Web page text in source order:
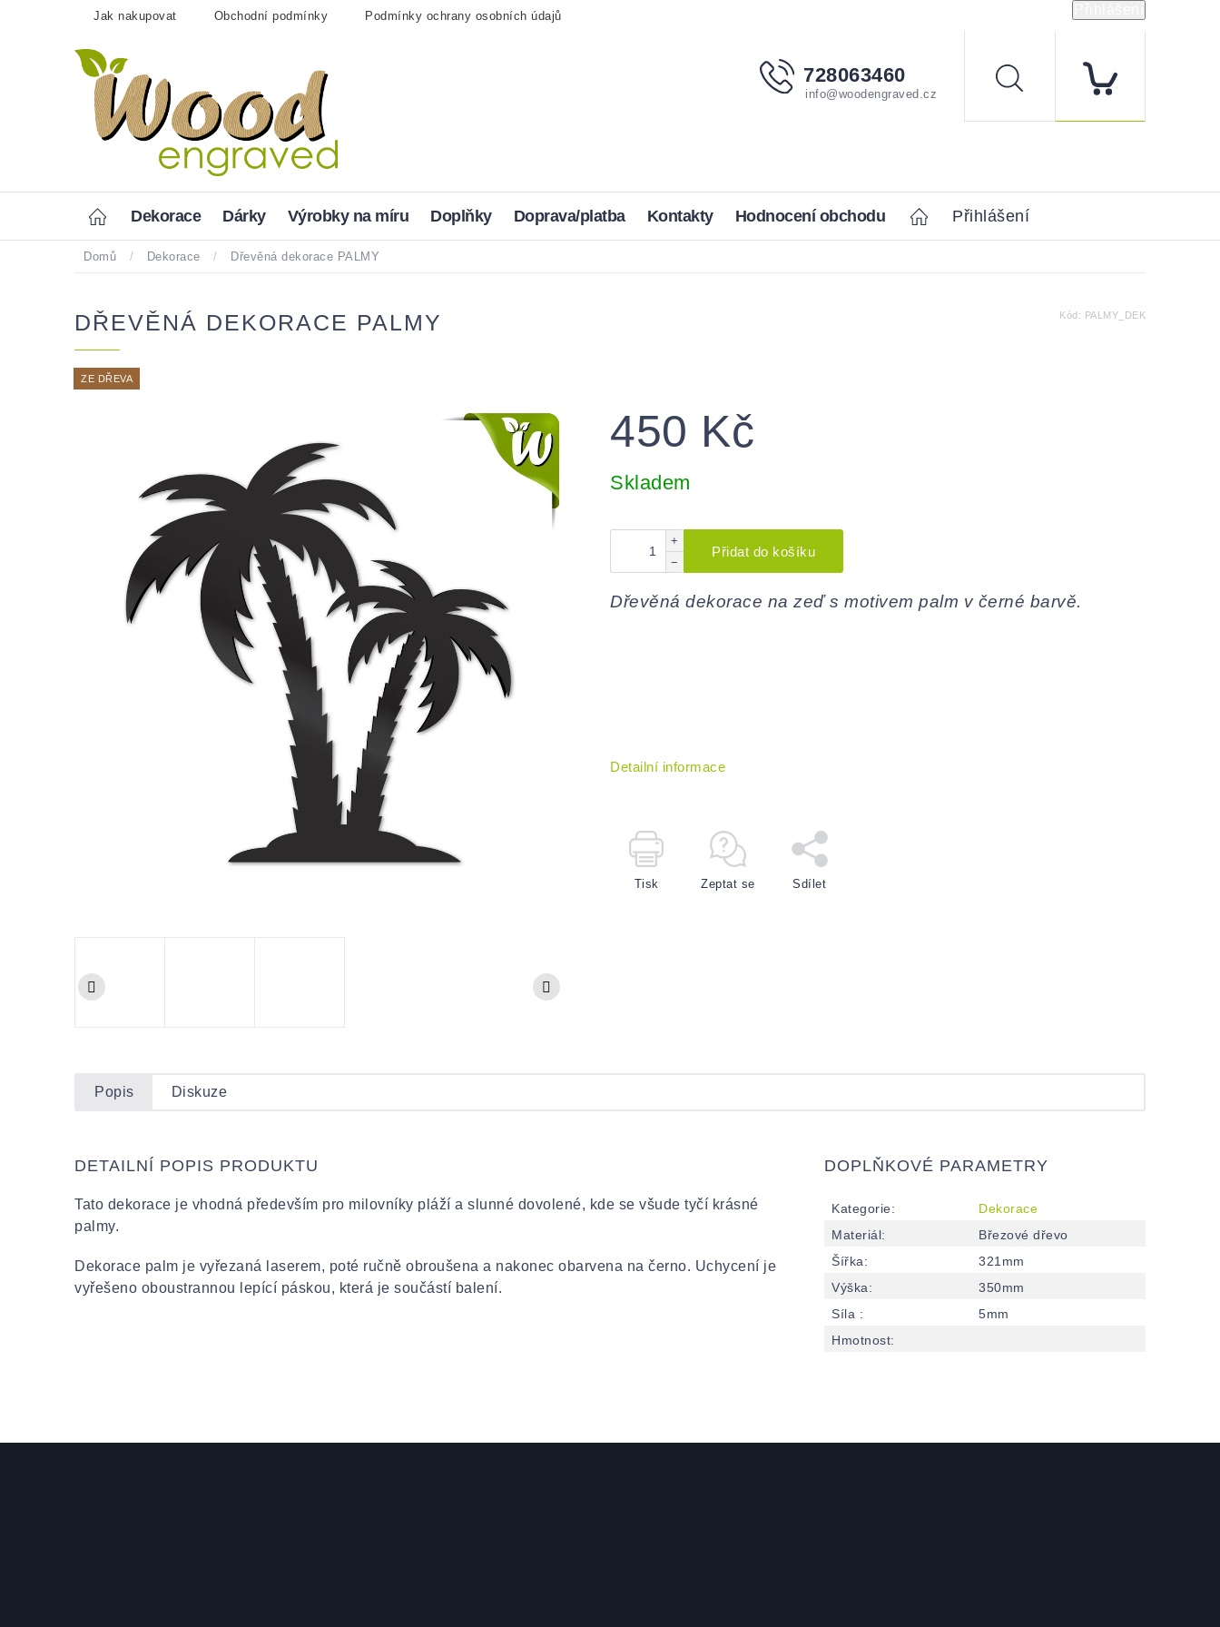
Jak nakupovat Obchodní podmínky Podmínky ochrany osobních údajů
728063460
info@woodengraved.cz
Hledat
Home Dekorace Dárky Výrobky na míru Doplňky Doprava/platba Kontakty Hodnocení obchodu Home Přihlášení
Domů / Dekorace / Dřevěná dekorace PALMY
DŘEVĚNÁ DEKORACE PALMY Kód: PALMY_DEK
ZE DŘEVA
450 Kč
cena:
Skladem
+
−
Přidat do košíku
Dřevěná dekorace na zeď s motivem palm v černé barvě.
Detailní informace
Tisk Zeptat se Sdílet
Popis Diskuze
DETAILNÍ POPIS PRODUKTU
Tato dekorace je vhodná především pro milovníky pláží a slunné dovolené, kde se všude tyčí krásné
palmy.
Dekorace palm je vyřezaná laserem, poté ručně obroušena a nakonec obarvena na černo. Uchycení je
vyřešeno oboustrannou lepící páskou, která je součástí balení.
DOPLŇKOVÉ PARAMETRY
Kategorie:
Dekorace
Materiál:
Březové dřevo
Šířka:
321mm
Výška:
350mm
Síla :
5mm
Hmotnost: